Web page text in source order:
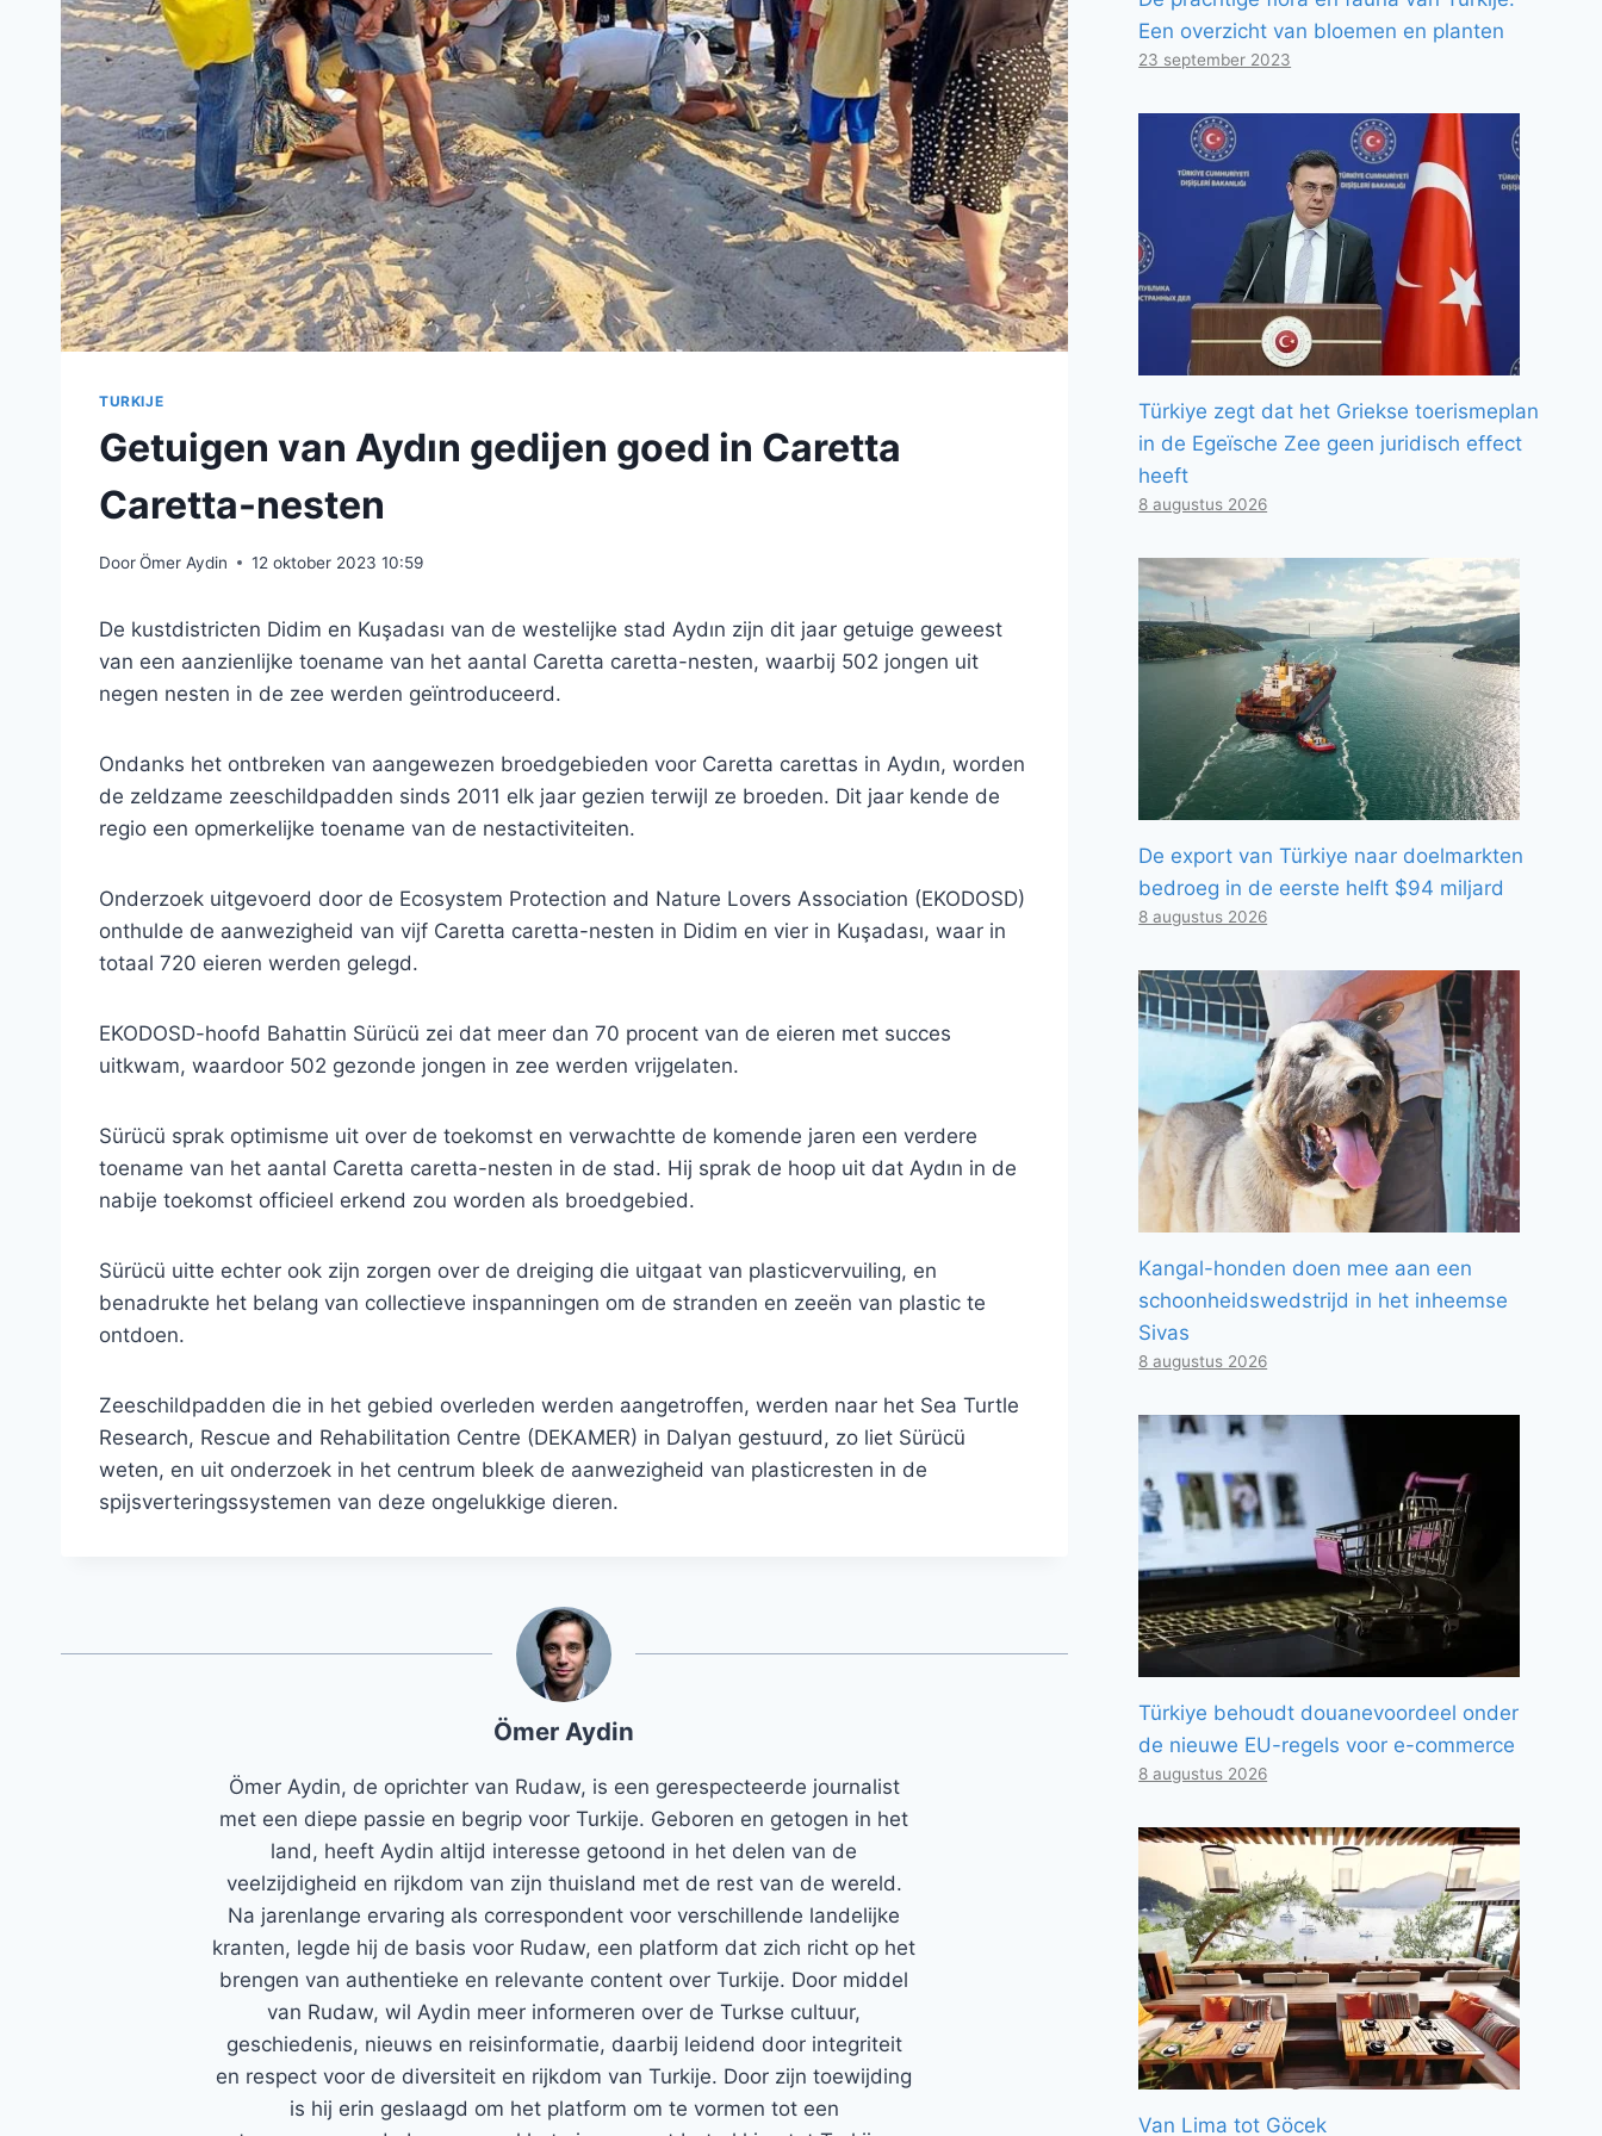
TURKIJE
Getuigen van Aydın gedijen goed in Caretta
Caretta-nesten
DoorÖmer Aydin 12 oktober 2023 10:59
De kustdistricten Didim en Kuşadası van de westelijke stad Aydın zijn dit jaar getuige geweest
van een aanzienlijke toename van het aantal Caretta caretta-nesten, waarbij 502 jongen uit
negen nesten in de zee werden geïntroduceerd.
Ondanks het ontbreken van aangewezen broedgebieden voor Caretta carettas in Aydın, worden
de zeldzame zeeschildpadden sinds 2011 elk jaar gezien terwijl ze broeden. Dit jaar kende de
regio een opmerkelijke toename van de nestactiviteiten.
Onderzoek uitgevoerd door de Ecosystem Protection and Nature Lovers Association (EKODOSD)
onthulde de aanwezigheid van vijf Caretta caretta-nesten in Didim en vier in Kuşadası, waar in
totaal 720 eieren werden gelegd.
EKODOSD-hoofd Bahattin Sürücü zei dat meer dan 70 procent van de eieren met succes
uitkwam, waardoor 502 gezonde jongen in zee werden vrijgelaten.
Sürücü sprak optimisme uit over de toekomst en verwachtte de komende jaren een verdere
toename van het aantal Caretta caretta-nesten in de stad. Hij sprak de hoop uit dat Aydın in de
nabije toekomst officieel erkend zou worden als broedgebied.
Sürücü uitte echter ook zijn zorgen over de dreiging die uitgaat van plasticvervuiling, en
benadrukte het belang van collectieve inspanningen om de stranden en zeeën van plastic te
ontdoen.
Zeeschildpadden die in het gebied overleden werden aangetroffen, werden naar het Sea Turtle
Research, Rescue and Rehabilitation Centre (DEKAMER) in Dalyan gestuurd, zo liet Sürücü
weten, en uit onderzoek in het centrum bleek de aanwezigheid van plasticresten in de
spijsverteringssystemen van deze ongelukkige dieren.
Ömer Aydin
Ömer Aydin, de oprichter van Rudaw, is een gerespecteerde journalist
met een diepe passie en begrip voor Turkije. Geboren en getogen in het
land, heeft Aydin altijd interesse getoond in het delen van de
veelzijdigheid en rijkdom van zijn thuisland met de rest van de wereld.
Na jarenlange ervaring als correspondent voor verschillende landelijke
kranten, legde hij de basis voor Rudaw, een platform dat zich richt op het
brengen van authentieke en relevante content over Turkije. Door middel
van Rudaw, wil Aydin meer informeren over de Turkse cultuur,
geschiedenis, nieuws en reisinformatie, daarbij leidend door integriteit
en respect voor de diversiteit en rijkdom van Turkije. Door zijn toewijding
is hij erin geslaagd om het platform om te vormen tot een
Een overzicht van bloemen en planten
23 september 2023
Türkiye zegt dat het Griekse toerismeplan
in de Egeïsche Zee geen juridisch effect
heeft
8 augustus 2026
De export van Türkiye naar doelmarkten
bedroeg in de eerste helft $94 miljard
8 augustus 2026
Kangal-honden doen mee aan een
schoonheidswedstrijd in het inheemse
Sivas
8 augustus 2026
Türkiye behoudt douanevoordeel onder
de nieuwe EU-regels voor e-commerce
8 augustus 2026
Van Lima tot Göcek